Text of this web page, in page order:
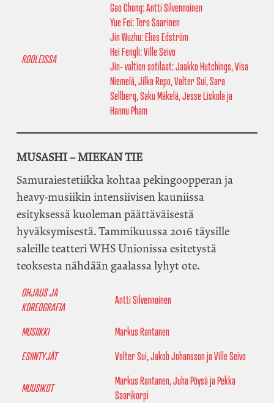
ROOLEISSA
Gao Chong: Antti Silvennoinen
Yue Fei: Tero Saarinen
Jin Wuzhu: Elias Edström
Hei Fengli: Ville Seivo
Jin- valtion sotilaat: Jaakko Hutchings, Visa
Niemelä, Jilka Repo, Valter Sui, Sara
Sellberg, Saku Mäkelä, Jesse Liskola ja
Hannu Pham
MUSASHI – MIEKAN TIE
Samuraiestetiikka kohtaa pekingoopperan ja
heavy-musiikin intensiivisen kauniissa
esityksessä kuoleman päättäväisestä
hyväksymisestä. Tammikuussa 2016 täysille
saleille teatteri WHS Unionissa esitetystä
teoksesta nähdään gaalassa lyhyt ote.
OHJAUS JA
KOREOGRAFIA
Antti Silvennoinen
MUSIIKKI
Markus Rantanen
ESIINTYJÄT
Valter Sui, Jakob Johansson ja Ville Seivo
MUUSIKOT
Markus Rantanen, Juha Pöysä ja Pekka
Saarikorpi